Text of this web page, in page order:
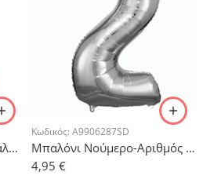
Κορδέλα Γαλάζια για Μπαλόνια 500μ
Κωδικός: A9906287SD
Μπαλόνι Νούμερο-Αριθμός 2 Ασημί 88x53cm
4,95 €